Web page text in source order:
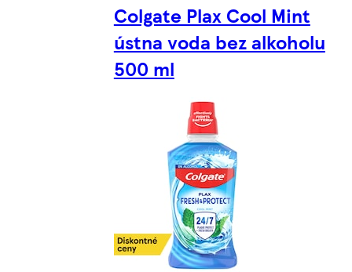
Colgate Plax Cool Mint
ústna voda bez alkoholu
500 ml